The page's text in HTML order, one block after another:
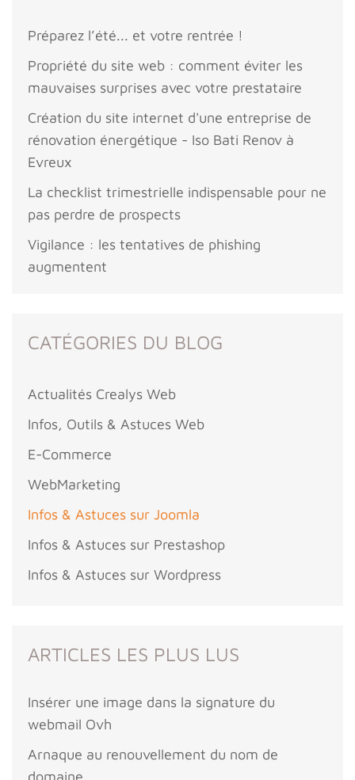
Préparez l’été... et votre rentrée !
Propriété du site web : comment éviter les
mauvaises surprises avec votre prestataire
Création du site internet d'une entreprise de
rénovation énergétique - Iso Bati Renov à
Evreux
La checklist trimestrielle indispensable pour ne
pas perdre de prospects
Vigilance : les tentatives de phishing
augmentent
CATÉGORIES DU BLOG
Actualités Crealys Web
Infos, Outils & Astuces Web
E-Commerce
WebMarketing
Infos & Astuces sur Joomla
Infos & Astuces sur Prestashop
Infos & Astuces sur Wordpress
ARTICLES LES PLUS LUS
Insérer une image dans la signature du
webmail Ovh
Arnaque au renouvellement du nom de
domaine